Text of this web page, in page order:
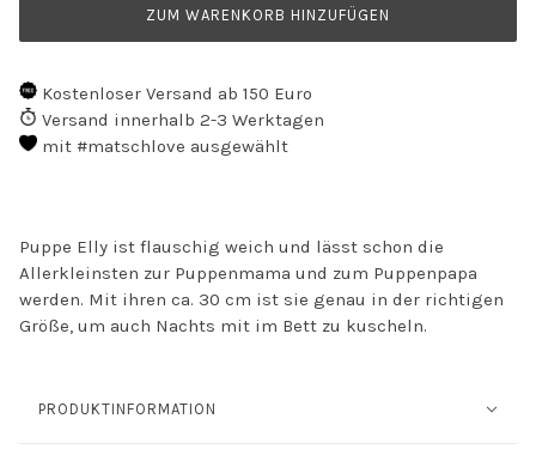
ZUM WARENKORB HINZUFÜGEN
Kostenloser Versand ab 150 Euro
Versand innerhalb 2-3 Werktagen
mit #matschlove ausgewählt
Puppe Elly ist flauschig weich und lässt schon die
Allerkleinsten zur Puppenmama und zum Puppenpapa
werden. Mit ihren ca. 30 cm ist sie genau in der richtigen
Größe, um auch Nachts mit im Bett zu kuscheln.
PRODUKTINFORMATION